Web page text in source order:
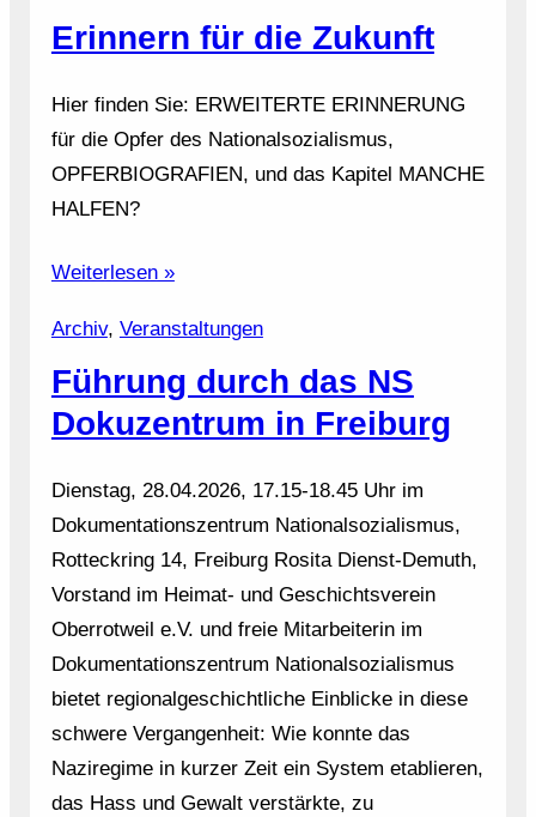
Erinnern für die Zukunft
Hier finden Sie: ERWEITERTE ERINNERUNG
für die Opfer des Nationalsozialismus,
OPFERBIOGRAFIEN, und das Kapitel MANCHE
HALFEN?
Weiterlesen »
Archiv, Veranstaltungen
Führung durch das NS
Dokuzentrum in Freiburg
Dienstag, 28.04.2026, 17.15-18.45 Uhr im
Dokumentationszentrum Nationalsozialismus,
Rotteckring 14, Freiburg Rosita Dienst-Demuth,
Vorstand im Heimat- und Geschichtsverein
Oberrotweil e.V. und freie Mitarbeiterin im
Dokumentationszentrum Nationalsozialismus
bietet regionalgeschichtliche Einblicke in diese
schwere Vergangenheit: Wie konnte das
Naziregime in kurzer Zeit ein System etablieren,
das Hass und Gewalt verstärkte, zu